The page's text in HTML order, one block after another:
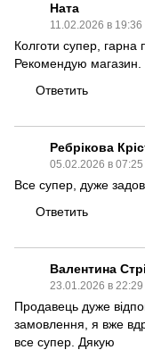
Ната
11.02.2026 в 19:36
Колготи супер, гарна
Рекомендую магазин.
Ответить
Ребрікова
05.02.2026 в 07:25
Все супер, дуже
Ответить
Валентина
23.01.2026 в 22:29
Продавець дуже
замовлення, я вже
все супер. Дякую